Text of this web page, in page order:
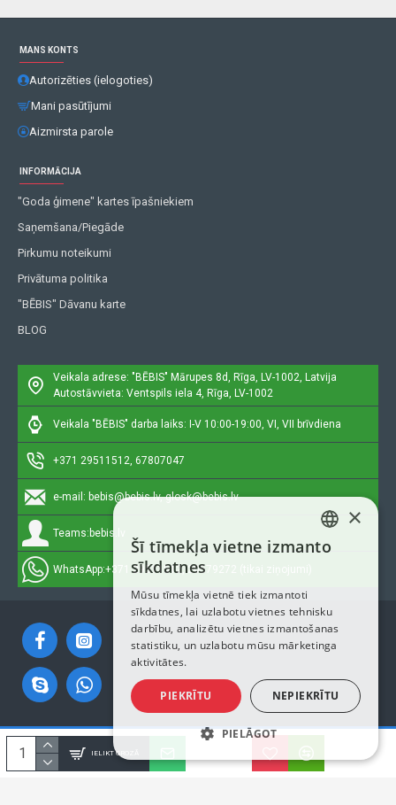
IELIKT GROZĀ
MANS KONTS
Autorizēties (ielogoties)
Mani pasūtījumi
Aizmirsta parole
INFORMĀCIJA
"Goda ģimene" kartes īpašniekiem
Saņemšana/Piegāde
Pirkumu noteikumi
Privātuma politika
"BĒBIS" Dāvanu karte
BLOG
Veikala adrese: "BĒBIS" Mārupes 8d, Rīga, LV-1002, Latvija
Autostāvvieta: Ventspils iela 4, Rīga, LV-1002
Veikala "BĒBIS" darba laiks: I-V 10:00-19:00, VI, VII brīvdiena
+371 29511512, 67807047
e-mail: bebis@bebis.lv, glosk@bebis.lv
Teams: bebis.lv
WhatsApp:+371 29511512, 20579272 (tikai ziņojumi)
Autortiesības © 2023, Bebis.lv, Visas tiesības aizsargātas
LATVIAN
ENGLISH
×
Šī tīmekļa vietne izmanto
sīkdatnes
Mūsu tīmekļa vietnē tiek izmantoti
sīkdatnes, lai uzlabotu vietnes tehnisku
darbību, analizētu vietnes izmantošanas
statistiku, un uzlabotu mūsu mārketinga
aktivitātes.
PIEKRĪTU NEPIEKRĪTU
PIELĀGOT